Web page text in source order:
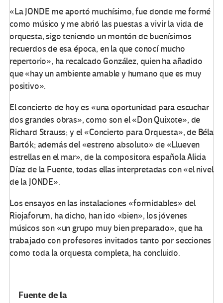
«La JONDE me aportó muchísimo, fue donde me formé
como músico y me abrió las puestas a vivir la vida de
orquesta, sigo teniendo un montón de buenísimos
recuerdos de esa época, en la que conocí mucho
repertorio», ha recalcado González, quien ha añadido
que «hay un ambiente amable y humano que es muy
positivo».
El concierto de hoy es «una oportunidad para escuchar
dos grandes obras», como son el «Don Quixote», de
Richard Strauss; y el «Concierto para Orquesta», de Béla
Bartók; además del «estreno absoluto» de «Llueven
estrellas en el mar», de la compositora española Alicia
Díaz de la Fuente, todas ellas interpretadas con «el nivel
de la JONDE».
Los ensayos en las instalaciones «formidables» del
Riojaforum, ha dicho, han ido «bien», los jóvenes
músicos son «un grupo muy bien preparado», que ha
trabajado con profesores invitados tanto por secciones
como toda la orquesta completa, ha concluido.
Fuente de la